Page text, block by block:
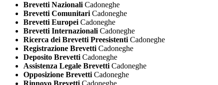
Brevetti Nazionali Cadoneghe
Brevetti Comunitari Cadoneghe
Brevetti Europei Cadoneghe
Brevetti Internazionali Cadoneghe
Ricerca dei Brevetti Preesistenti Cadoneghe
Registrazione Brevetti Cadoneghe
Deposito Brevetti Cadoneghe
Assistenza Legale Brevetti Cadoneghe
Opposizione Brevetti Cadoneghe